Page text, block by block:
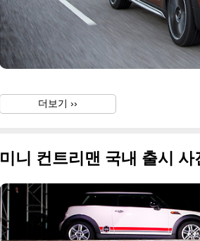
더보기 ››
미니 컨트리맨 국내 출시 사